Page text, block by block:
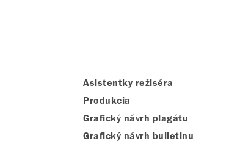
Asistentky režiséra
Produkcia
Grafický návrh plagátu
Grafický návrh bulletinu